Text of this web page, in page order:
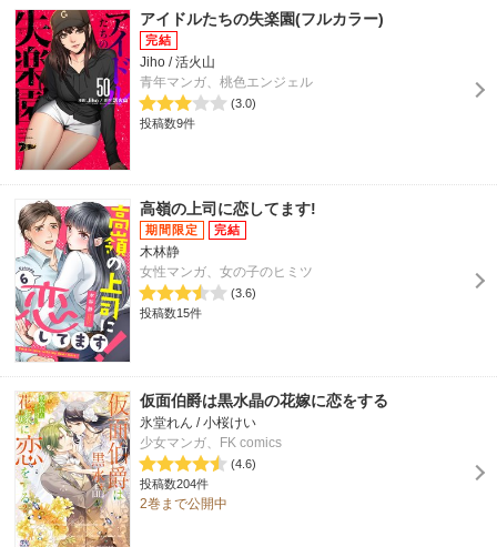
アイドルたちの失楽園(フルカラー)
Jiho / 活火山
青年マンガ、桃色エンジェル
(3.0)
投稿数9件
高嶺の上司に恋してます!
木林静
女性マンガ、女の子のヒミツ
(3.6)
投稿数15件
仮面伯爵は黒水晶の花嫁に恋をする
氷堂れん / 小桜けい
少女マンガ、FK comics
(4.6)
投稿数204件
2巻まで公開中